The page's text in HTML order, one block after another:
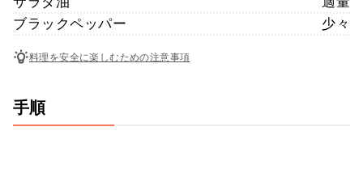
ブラックペッパー
少々
料理を安全に楽しむための注意事項
手順